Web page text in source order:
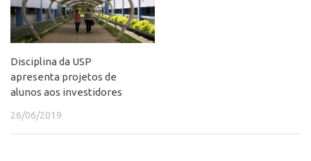
Disciplina da USP
apresenta projetos de
alunos aos investidores
26/06/2019